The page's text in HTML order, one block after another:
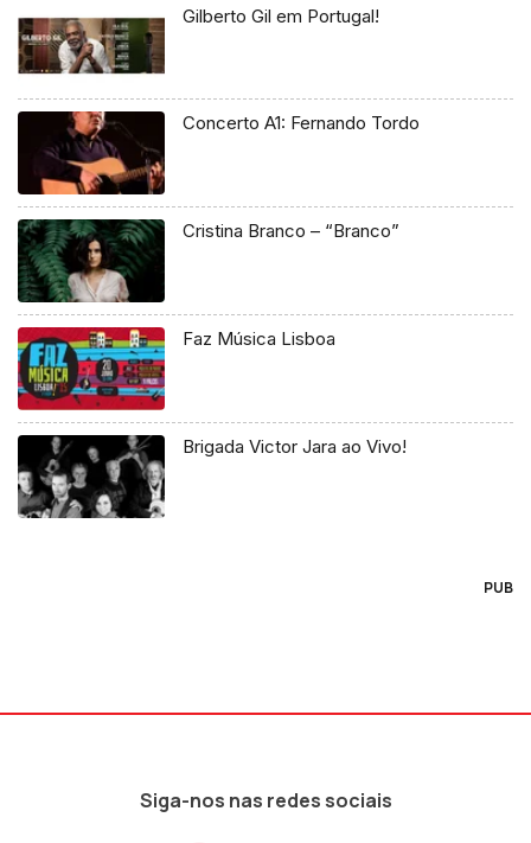
Gilberto Gil em Portugal!
Concerto A1: Fernando Tordo
Cristina Branco – “Branco”
Faz Música Lisboa
Brigada Victor Jara ao Vivo!
PUB
Siga-nos nas redes sociais